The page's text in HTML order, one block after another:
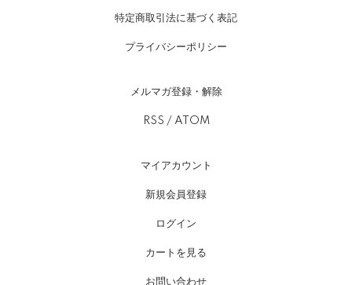
特定商取引法に基づく表記
プライバシーポリシー
メルマガ登録・解除
RSS / ATOM
マイアカウント
新規会員登録
ログイン
カートを見る
お問い合わせ